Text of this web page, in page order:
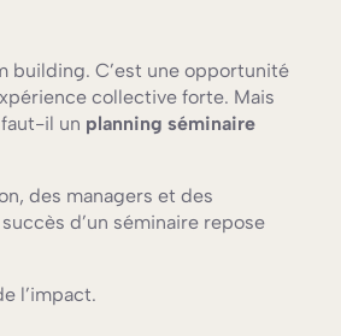
building. C’est une opportunité
collective forte. Mais
il un planning séminaire
des managers et des
d’un séminaire repose
l’impact.